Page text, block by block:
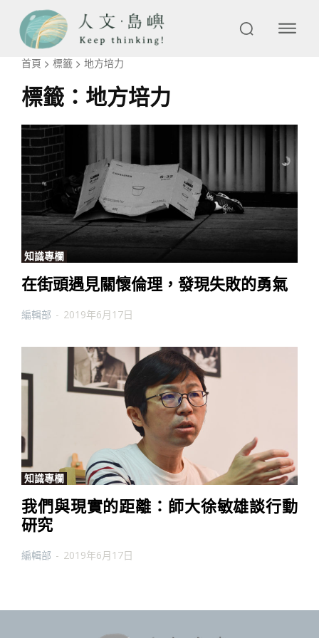
首頁 標籤 地方培力
標籤： 地方培力
知識專欄
在街頭遇見關懷倫理，發現失敗的勇氣
編輯部 - 2019年6月17日
知識專欄
我們與現實的距離：師大徐敏雄談行動
研究
編輯部 - 2019年6月17日